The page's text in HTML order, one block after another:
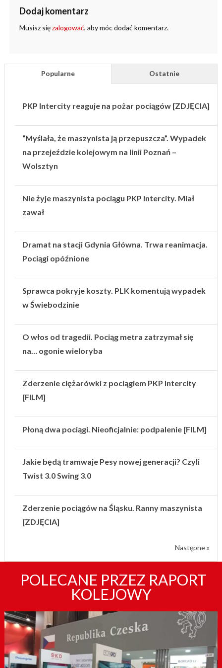
Dodaj komentarz
Musisz sięzalogować, aby móc dodać komentarz.
Popularne Ostatnie
PKP Intercity reaguje na pożar pociągów [ZDJĘCIA]
“Myślała, że maszynista ją przepuszcza”. Wypadek
na przejeździe kolejowym na linii Poznań –
Wolsztyn
Nie żyje maszynista pociągu PKP Intercity. Miał
zawał
Dramat na stacji Gdynia Główna. Trwa reanimacja.
Pociągi opóźnione
Sprawca pokryje koszty. PLK komentują wypadek
w Świebodzinie
O włos od tragedii. Pociąg metra zatrzymał się
na… ogonie wieloryba
Zderzenie ciężarówki z pociągiem PKP Intercity
[FILM]
Płoną dwa pociągi. Nieoficjalnie: podpalenie [FILM]
Jakie będą tramwaje Pesy nowej generacji? Czyli
Twist 3.0 Swing 3.0
Zderzenie pociągów na Śląsku. Ranny maszynista
[ZDJĘCIA]
Następne »
POLECANE PRZEZ RAPORT
KOLEJOWY